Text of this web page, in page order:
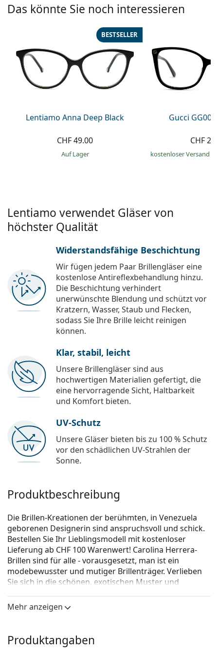
Marc Jacobs
Prada
Alle Marken
Das könnte Sie noch interessieren
Lentiamo Anna Deep Black
BESTSELLER
CHF 49.00
auf Lager
Gucci
CHF
kostenloser Versand
Lentiamo verwendet Gläser von
höchster Qualität
Widerstandsfähige Beschichtung
Wir fügen jedem Paar Brillengläser eine
kostenlose Antireflexbehandlung hinzu.
Die Beschichtung verhindert
unerwünschte Blendung und schützt vor
Kratzern, Wasser, Staub und Flecken,
sodass Sie Ihre Brille leicht reinigen
können.
Klar, stabil, leicht
Unsere Brillengläser sind aus
hochwertigen Materialien gefertigt, die
eine hervorragende Sicht, Haltbarkeit
und Komfort bieten.
UV-Schutz
Unsere Gläser bieten bis zu 100 % Schutz
vor den schädlichen UV-Strahlen der
Sonne.
Produktbeschreibung
Die Brillen-Kreationen der berühmten, in Venezuela
geborenen Designerin sind anspruchsvoll und schick.
Bestellen Sie Ihr Lieblingsmodell mit kostenloser
Lieferung ab CHF 100 Warenwert! Carolina Herrera-
Brillen sind für alle - vorausgesetzt, man ist ein
modebewusster und mutiger Brillenträger. Verlieben
Sie sich in die schönen, exotischen Muster und
für eine perfekte Sicht.
Schauen Sie sich mit der virtuellen Anprobefunktion
Mehr anzeigen
Produktangaben